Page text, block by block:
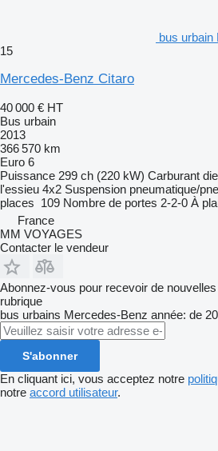
bus urbain
15
Mercedes-Benz Citaro
40 000 € HT
Bus urbain
2013
366 570 km
Euro 6
Puissance 299 ch (220 kW) Carburant
l'essieu 4x2 Suspension pneumatique/
places 109 Nombre de portes 2-2-0 À
France
MM VOYAGES
Contacter le vendeur
Abonnez-vous pour recevoir de
rubrique
bus urbains Mercedes-Benz année: de
S'abonner
En cliquant ici, vous acceptez notre
notre accord utilisateur.